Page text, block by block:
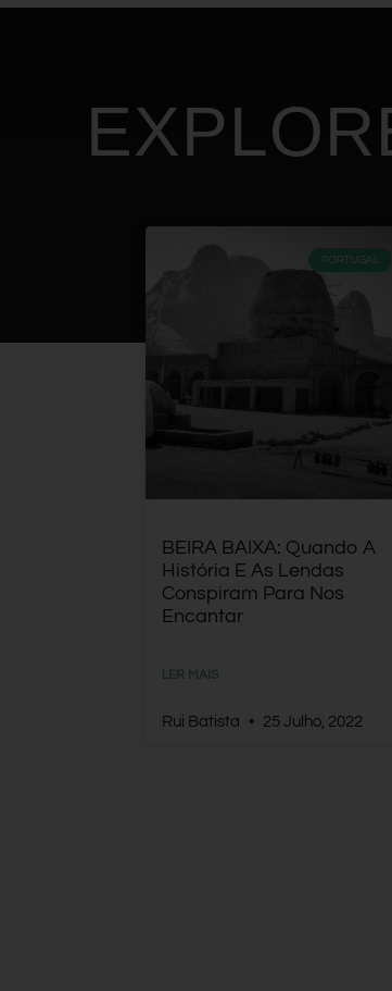
PORTUGAL
BEIRA BAIXA: Quando A
História E As Lendas
Conspiram Para Nos
Encantar
LER MAIS
Rui Batista 25 Julho, 2022